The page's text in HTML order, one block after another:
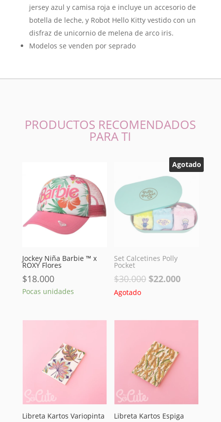
jersey azul y camisa roja e incluye un accesorio de
botella de leche, y Robot Hello Kitty vestido con un
disfraz de unicornio de melena de arco iris.
Modelos se venden por seprado
PRODUCTOS RECOMENDADOS
PARA TI
Jockey Niña Barbie ™ x
ROXY Flores
$18.000
Pocas unidades
Agotado
Set Calcetines Polly
Pocket
$30.000 El
$22.000El
Agotado
Libreta Kartos Variopinta Libreta Kartos Espiga